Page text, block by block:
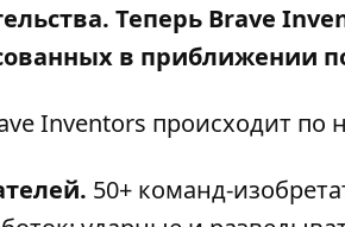
Теперь Brave
в приближении
Inventors происходит по
50+ команд-